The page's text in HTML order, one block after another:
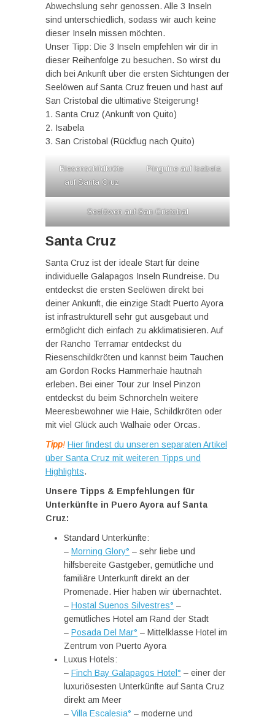
Abwechslung sehr genossen. Alle 3 Inseln
sind unterschiedlich, sodass wir auch keine
dieser Inseln missen möchten.
Unser Tipp: Die 3 Inseln empfehlen wir dir in
dieser Reihenfolge zu besuchen. So wirst du
dich bei Ankunft über die ersten Sichtungen der
Seelöwen auf Santa Cruz freuen und hast auf
San Cristobal die ultimative Steigerung!
1. Santa Cruz (Ankunft von Quito)
2. Isabela
3. San Cristobal (Rückflug nach Quito)
Riesenschildkröte
auf Santa Cruz
Pinguine auf Isabela
Seelöwen auf San Cristobal
Santa Cruz
Santa Cruz ist der ideale Start für deine
individuelle Galapagos Inseln Rundreise. Du
entdeckst die ersten Seelöwen direkt bei
deiner Ankunft, die einzige Stadt Puerto Ayora
ist infrastrukturell sehr gut ausgebaut und
ermöglicht dich einfach zu akklimatisieren. Auf
der Rancho Terramar entdeckst du
Riesenschildkröten und kannst beim Tauchen
am Gordon Rocks Hammerhaie hautnah
erleben. Bei einer Tour zur Insel Pinzon
entdeckst du beim Schnorcheln weitere
Meeresbewohner wie Haie, Schildkröten oder
mit viel Glück auch Walhaie oder Orcas.
Tipp! Hier findest du unseren separaten Artikel
über Santa Cruz mit weiteren Tipps und
Highlights.
Unsere Tipps & Empfehlungen für
Unterkünfte in Puero Ayora auf Santa
Cruz:
Standard Unterkünfte:
– Morning Glory° – sehr liebe und
hilfsbereite Gastgeber, gemütliche und
familiäre Unterkunft direkt an der
Promenade. Hier haben wir übernachtet.
– Hostal Suenos Silvestres° –
gemütliches Hotel am Rand der Stadt
– Posada Del Mar° – Mittelklasse Hotel im
Zentrum von Puerto Ayora
Luxus Hotels:
– Finch Bay Galapagos Hotel° – einer der
luxuriösesten Unterkünfte auf Santa Cruz
direkt am Meer
– Villa Escalesia° – moderne und